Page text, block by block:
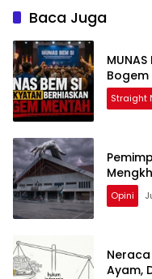
AgusenBaca Juga
Straight
Opini
Ayam,